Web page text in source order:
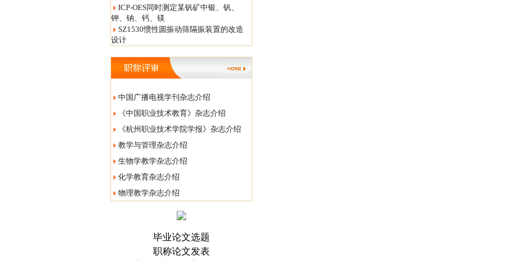
ICP-OES同时测定某钒矿中银、钒、
钾、钠、钙、镁
SZ1530惯性圆振动筛隔振装置的改造
设计
中国广播电视学刊杂志介绍
《中国职业技术教育》杂志介绍
《杭州职业技术学院学报》杂志介绍
教学与管理杂志介绍
生物学教学杂志介绍
化学教育杂志介绍
物理教学杂志介绍
毕业论文选题
职称论文发表